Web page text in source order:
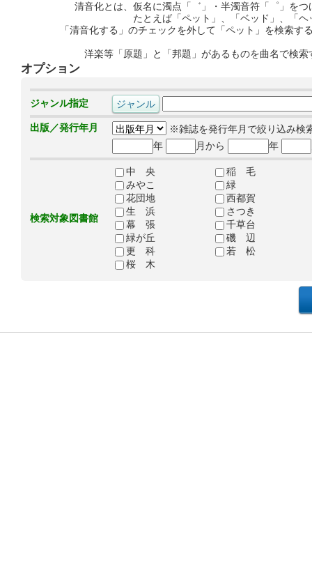
清音化とは、仮名に濁点「゛」・半濁音符「゜」を
たとえば「ペット」、「ベッド」、「
「清音化する」のチェックを外して「ペット」を検索
洋楽等「原題」と「邦題」があるものを曲名で検
オプション
ジャンル指定
出版／発行年月
※雑誌を発行年月で絞り込み検
年
月から 年
検索対象図書館
中 央
稲 毛
みやこ
緑
花団地
西都賀
生 浜
さつき
幕 張
千草台
緑が丘
磯 辺
更 科
若 松
桜 木